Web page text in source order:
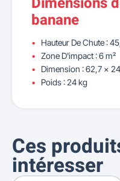
banane
Hauteur De Chute :
Zone D'impact : 6 m²
Dimension : 62,7 x
Poids : 24 kg
Ces
intéresser